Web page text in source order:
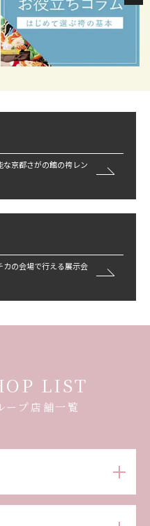
京都さがの館の袴レン
の会場で行える展示会
LIST
ープ店舗一覧